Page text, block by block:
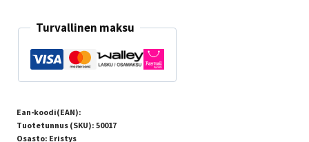
Turvallinen maksu
Ean-koodi(EAN):
Tuotetunnus (SKU): 50017
Osasto: Eristys